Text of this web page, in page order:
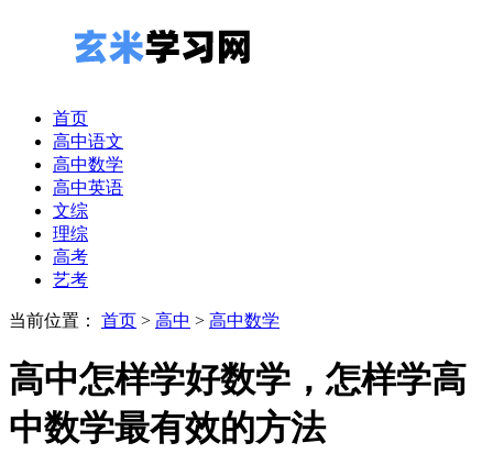
首页
高中语文
高中数学
高中英语
文综
理综
高考
艺考
当前位置： 首页 > 高中 > 高中数学
高中怎样学好数学，怎样学高
中数学最有效的方法